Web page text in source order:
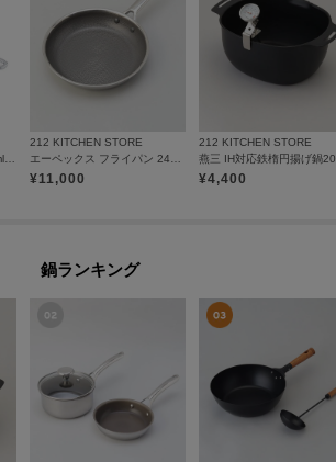
212 KITCHEN STORE
¥11,000
212 KITCHEN STORE
¥4,400
鍋ランキング